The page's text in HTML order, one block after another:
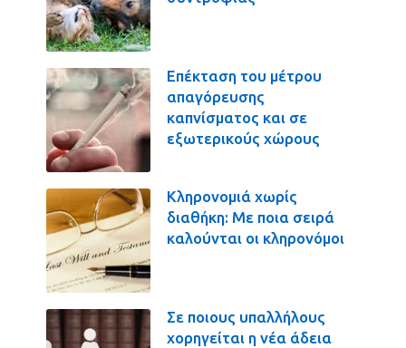
Επέκταση του μέτρου
απαγόρευσης
καπνίσματος και σε
εξωτερικούς χώρους
Κληρονομιά χωρίς
διαθήκη: Με ποια σειρά
καλούνται οι κληρονόμοι
Σε ποιους υπαλλήλους
χορηγείται η νέα άδεια